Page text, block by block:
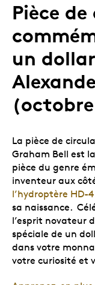
Pièce
un
La pièce de
Graham Bell est
pièce du genre
inventeur aux
l’hydroptère HD-4
sa naissance.
l’esprit novateur
spéciale de un
dans votre
votre curiosité et